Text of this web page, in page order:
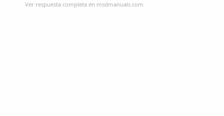
Ver respuesta completa en msdmanuals.com